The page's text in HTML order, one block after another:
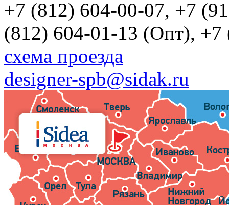
+7 (812) 604-00-07, +7
(812) 604-01-13 (Опт), +7
схема проезда
designer-spb@sidak.ru